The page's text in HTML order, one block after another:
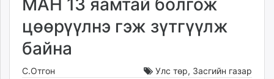
dorgio.mn
Gogo.mn
МАН 13 яамтай болгож
цөөрүүлнэ гэж зүтгүүлж
байна
С.Отгон Улс төр, Засгийн газар